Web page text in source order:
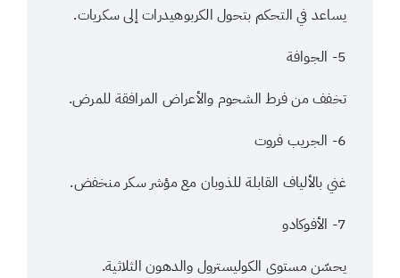
يساعد في التحكم بتحول الكربوهيدرات إلى سكريات.
5- الجوافة
تخفف من فرط الشحوم والأعراض المرافقة للمرض.
6- الجريب فروت
غني بالألياف القابلة للذوبان مع مؤشر سكر منخفض.
7- الأفوكادو
يحسّن مستوى الكوليسترول والدهون الثلاثية.